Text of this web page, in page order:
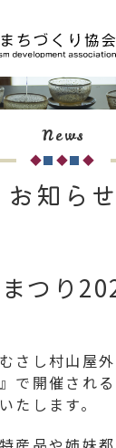
News
お知らせ
つり
さし村山屋
で開催され
たします。